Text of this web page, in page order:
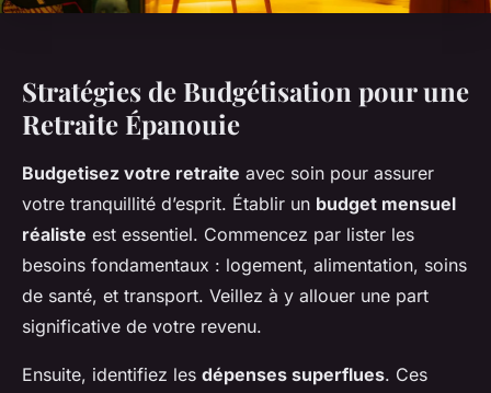
Stratégies de Budgétisation pour une
Retraite Épanouie
Budgetisez votre retraite avec soin pour assurer
votre tranquillité d’esprit. Établir un budget mensuel
réaliste est essentiel. Commencez par lister les
besoins fondamentaux : logement, alimentation, soins
de santé, et transport. Veillez à y allouer une part
significative de votre revenu.
Ensuite, identifiez les dépenses superflues. Ces